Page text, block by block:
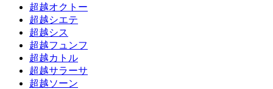
超越オクトー
超越シエテ
超越シス
超越フュンフ
超越カトル
超越サラーサ
超越ソーン